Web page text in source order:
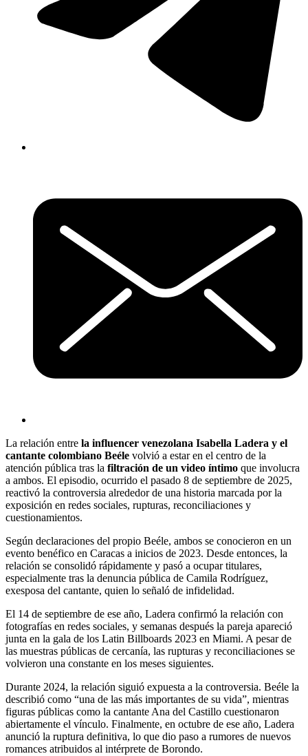
La relación entre la influencer venezolana Isabella Ladera y el
cantante colombiano Beéle volvió a estar en el centro de la
atención pública tras la filtración de un video íntimo que involucra
a ambos. El episodio, ocurrido el pasado 8 de septiembre de 2025,
reactivó la controversia alrededor de una historia marcada por la
exposición en redes sociales, rupturas, reconciliaciones y
cuestionamientos.
Según declaraciones del propio Beéle, ambos se conocieron en un
evento benéfico en Caracas a inicios de 2023. Desde entonces, la
relación se consolidó rápidamente y pasó a ocupar titulares,
especialmente tras la denuncia pública de Camila Rodríguez,
exesposa del cantante, quien lo señaló de infidelidad.
El 14 de septiembre de ese año, Ladera confirmó la relación con
fotografías en redes sociales, y semanas después la pareja apareció
junta en la gala de los Latin Billboards 2023 en Miami. A pesar de
las muestras públicas de cercanía, las rupturas y reconciliaciones se
volvieron una constante en los meses siguientes.
Durante 2024, la relación siguió expuesta a la controversia. Beéle la
describió como “una de las más importantes de su vida”, mientras
figuras públicas como la cantante Ana del Castillo cuestionaron
abiertamente el vínculo. Finalmente, en octubre de ese año, Ladera
anunció la ruptura definitiva, lo que dio paso a rumores de nuevos
romances atribuidos al intérprete de Borondo.